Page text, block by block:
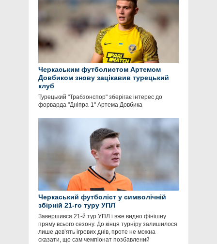
Черкаським футболистом Артемом
Довбиком знову зацікавив турецький
клуб
Турецький "Трабзонспор" зберігає інтерес до
форварда "Дніпра-1" Артема Довбика
Черкаський футболіст у символічній
збірній 21-го туру УПЛ
Завершився 21-й тур УПЛ і вже видно фінішну
пряму всього сезону. До кінця турніру залишилося
лише дев’ять ігрових днів, проте не можна
сказати, що сам чемпіонат позбавлений